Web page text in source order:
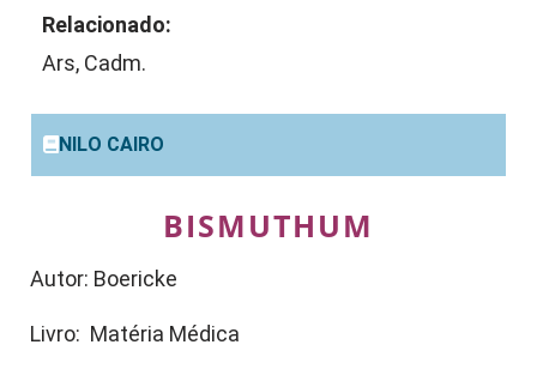
Relacionado:
Ars, Cadm.
NILO CAIRO
BISMUTHUM
Autor: Boericke
Livro: Matéria Médica